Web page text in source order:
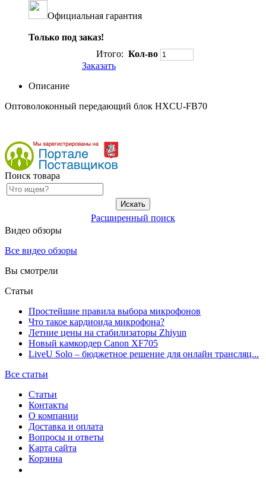
Официальная гарантия
Только под заказ!
Итого: Кол-во
Заказать
Описание
Оптоволоконный передающий блок HXCU-FB70
Поиск товара
Расширенный поиск
Видео обзоры
Все видео обзоры
Вы смотрели
Статьи
Простейшие правила выбора микрофонов
Что такое кардиоида микрофона?
Летние цены на стабилизаторы Zhiyun
Новый камкордер Canon XF705
LiveU Solo – бюджетное решение для онлайн трансляц...
Все статьи
Статьи
Контакты
О компании
Доставка и оплата
Вопросы и ответы
Карта сайта
Корзина